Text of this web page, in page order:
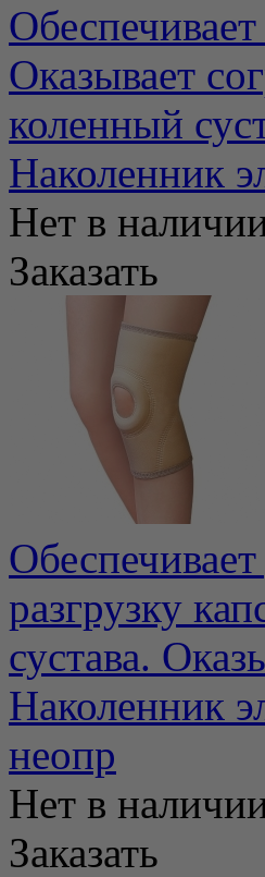
Оказывает
коленный
Наколенник
Нет в
Заказать
разгрузку
сустава.
Наколенник
неопр
Нет в
Заказать